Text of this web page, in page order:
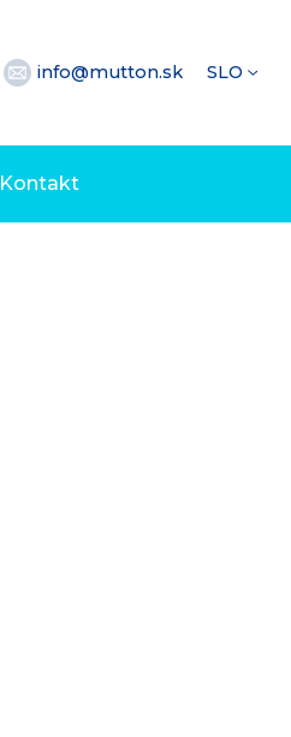
info@mutton.sk SLO
Kontakt